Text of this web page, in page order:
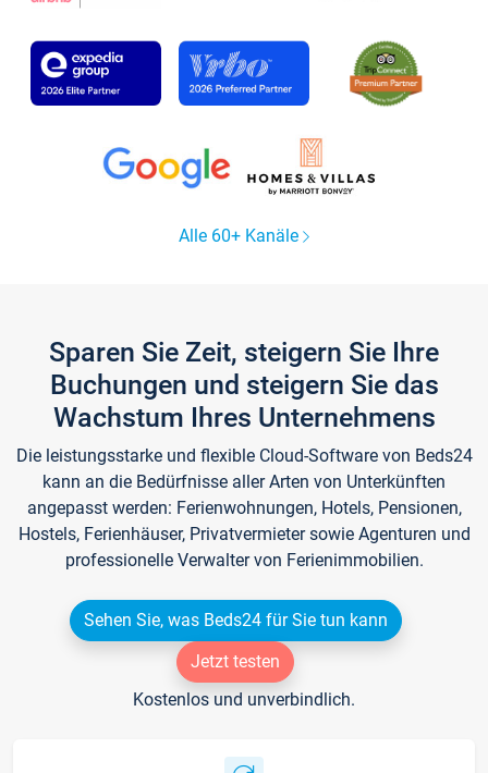
Alle 60+ Kanäle
Sparen Sie Zeit, steigern Sie Ihre
Buchungen und steigern Sie das
Wachstum Ihres Unternehmens
Die leistungsstarke und flexible Cloud-Software von Beds24
kann an die Bedürfnisse aller Arten von Unterkünften
angepasst werden: Ferienwohnungen, Hotels, Pensionen,
Hostels, Ferienhäuser, Privatvermieter sowie Agenturen und
professionelle Verwalter von Ferienimmobilien.
Sehen Sie, was Beds24 für Sie tun kann
Jetzt testen
Kostenlos und unverbindlich.